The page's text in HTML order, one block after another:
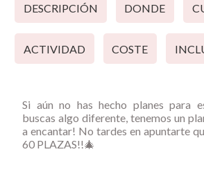
DESCRIPCIÓN DONDE
ACTIVIDAD COSTE
Si aún no has hecho planes para
buscas algo diferente, tenemos un
a encantar! No tardes en apuntarte
60 PLAZAS!!🎄